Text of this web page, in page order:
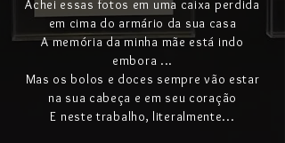
Achei essas fotos em uma caixa perdida
em cima do armário da sua casa
A memória da minha mãe está indo
embora ...
Mas os bolos e doces sempre vão estar
na sua cabeça e em seu coração
E neste trabalho, literalmente...